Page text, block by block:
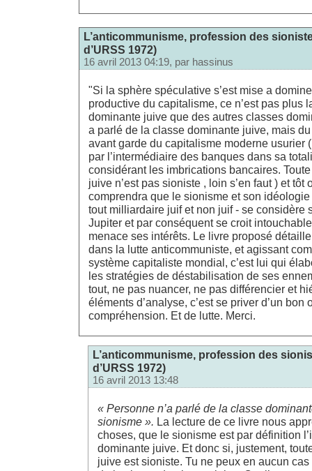
L’anticommunisme, profession des
d’URSS 1972)
16 avril 2013 04:19, par hassinus
"Si la sphère spéculative s’est mise a
productive du capitalisme, ce n’est pas plus
dominante juive que des autres classes
a parlé de la classe dominante juive, mais
avant garde du capitalisme moderne usurier
par l’intermédiaire des banques dans sa
considérant les imbrications bancaires.
juive n’est pas sioniste , loin s’en faut ) et tôt
comprendra que le sionisme et son
tout milliardaire juif et non juif - se considère
Jupiter et par conséquent se croit
menace ses intérêts. Le livre proposé
dans la lutte anticommuniste, et agissant
système capitaliste mondial, c’est lui qui
les stratégies de déstabilisation de ses
tout, ne pas nuancer, ne pas différencier et
éléments d’analyse, c’est se priver d’un bon
compréhension. Et de lutte. Merci.
L’anticommunisme, profession des
d’URSS 1972)
16 avril 2013 13:48
« Personne n’a parlé de la classe
sionisme ». La lecture de ce livre nous
choses, que le sionisme est par définition
dominante juive. Et donc si, justement,
juive est sioniste. Tu ne peux en aucun